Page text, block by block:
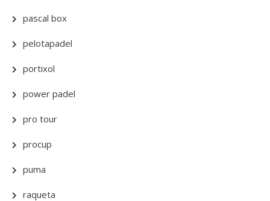
pascal box
pelotapadel
portixol
power padel
pro tour
procup
puma
raqueta